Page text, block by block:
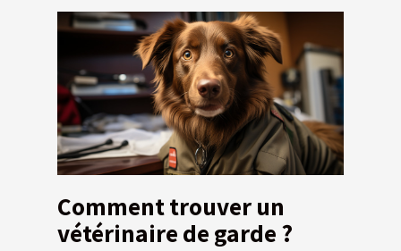
Comment trouver un
vétérinaire de garde ?